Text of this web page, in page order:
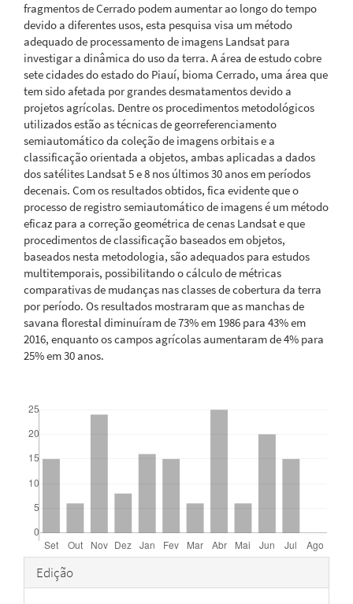
fragmentos de Cerrado podem aumentar ao longo do tempo
devido a diferentes usos, esta pesquisa visa um método
adequado de processamento de imagens Landsat para
investigar a dinâmica do uso da terra. A área de estudo cobre
sete cidades do estado do Piauí, bioma Cerrado, uma área que
tem sido afetada por grandes desmatamentos devido a
projetos agrícolas. Dentre os procedimentos metodológicos
utilizados estão as técnicas de georreferenciamento
semiautomático da coleção de imagens orbitais e a
classificação orientada a objetos, ambas aplicadas a dados
dos satélites Landsat 5 e 8 nos últimos 30 anos em períodos
decenais. Com os resultados obtidos, fica evidente que o
processo de registro semiautomático de imagens é um método
eficaz para a correção geométrica de cenas Landsat e que
procedimentos de classificação baseados em objetos,
baseados nesta metodologia, são adequados para estudos
multitemporais, possibilitando o cálculo de métricas
comparativas de mudanças nas classes de cobertura da terra
por período. Os resultados mostraram que as manchas de
savana florestal diminuíram de 73% em 1986 para 43% em
2016, enquanto os campos agrícolas aumentaram de 4% para
25% em 30 anos.
Detalhes
do
Edição